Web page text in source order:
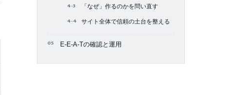
「なぜ」作るのかを問い直す
サイト全体で信頼の土台を整える
E-E-A-Tの確認と運用